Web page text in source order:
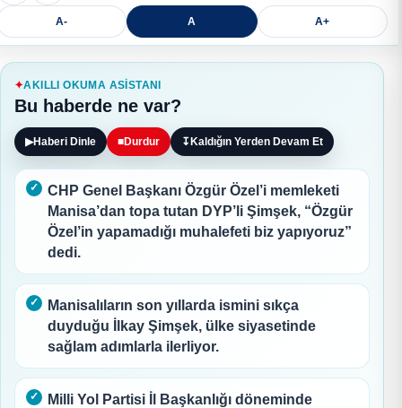
A- A A+
AKILLI OKUMA ASISTANI
Bu haberde ne var?
▶Haberi Dinle ■Durdur ↧Kaldığın Yerden Devam Et
CHP Genel Başkanı Özgür Özel’i memleketi
Manisa’dan topa tutan DYP’li Şimşek, “Özgür
Özel’in yapamadığı muhalefeti biz yapıyoruz”
dedi.
Manisalıların son yıllarda ismini sıkça
duyduğu İlkay Şimşek, ülke siyasetinde
sağlam adımlarla ilerliyor.
Milli Yol Partisi İl Başkanlığı döneminde